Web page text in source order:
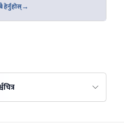
हेर्नुहोस्